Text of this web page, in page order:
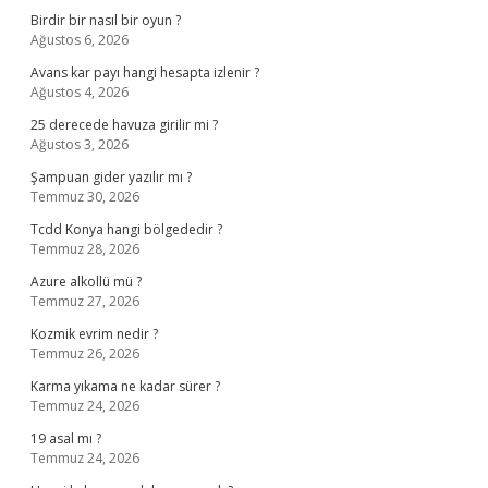
Birdir bir nasıl bir oyun ?
Ağustos 6, 2026
Avans kar payı hangi hesapta izlenir ?
Ağustos 4, 2026
25 derecede havuza girilir mi ?
Ağustos 3, 2026
Şampuan gider yazılır mı ?
Temmuz 30, 2026
Tcdd Konya hangi bölgededir ?
Temmuz 28, 2026
Azure alkollü mü ?
Temmuz 27, 2026
Kozmik evrim nedir ?
Temmuz 26, 2026
Karma yıkama ne kadar sürer ?
Temmuz 24, 2026
19 asal mı ?
Temmuz 24, 2026